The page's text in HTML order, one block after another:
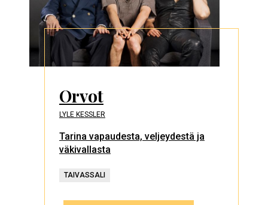
Orvot
LYLE KESSLER
Tarina vapaudesta, veljeydestä ja
väkivallasta
TAIVASSALI